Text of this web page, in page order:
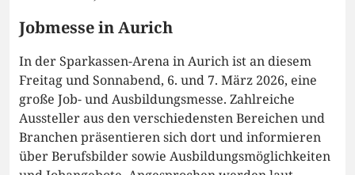
Jobmesse in Aurich
In der Sparkassen-Arena in Aurich ist an diesem
Freitag und Sonnabend, 6. und 7. März 2026, eine
große Job- und Ausbildungsmesse. Zahlreiche
Aussteller aus den verschiedensten Bereichen und
Branchen präsentieren sich dort und informieren
über Berufsbilder sowie Ausbildungsmöglichkeiten